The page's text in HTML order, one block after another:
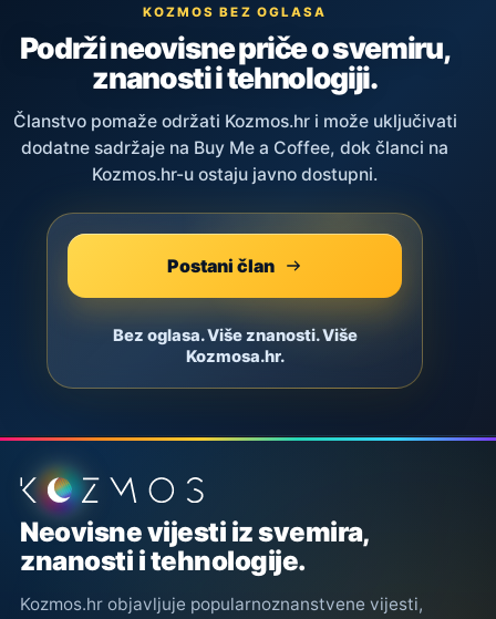
KOZMOS BEZ OGLASA
Podrži neovisne priče o svemiru,
znanosti i tehnologiji.
Članstvo pomaže održati Kozmos.hr i može uključivati
dodatne sadržaje na Buy Me a Coffee, dok članci na
Kozmos.hr-u ostaju javno dostupni.
Postani član
Bez oglasa. Više znanosti. Više
Kozmosa.hr.
Podnožje stranice
Neovisne vijesti iz svemira,
znanosti i tehnologije.
Kozmos.hr objavljuje popularnoznanstvene vijesti,